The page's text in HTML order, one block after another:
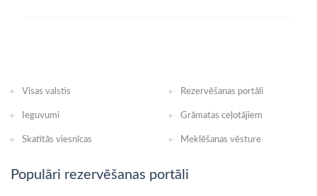
Visas valstis Rezervēšanas portāli
Ieguvumi Grāmatas ceļotājiem
Skatītās viesnīcas Meklēšanas vēsture
Populāri rezervēšanas portāli